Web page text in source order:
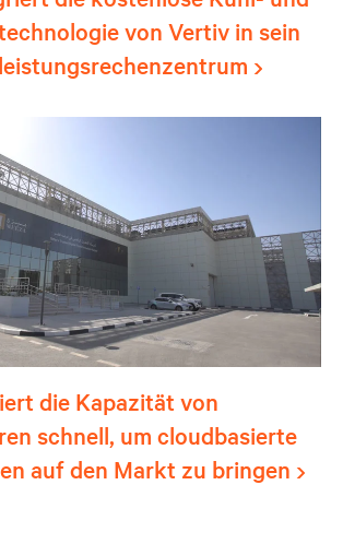
von Vertiv in sein
die Kapazität von
schnell, um cloudbasierte
auf den Markt zu bringen